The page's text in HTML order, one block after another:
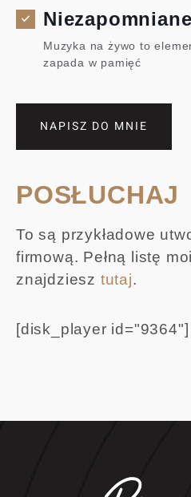
Muzyka na żywo to
zapada w pamięć
NAPISZ DO MNIE
POSŁUCHAJ
To są przykładowe
firmową. Pełną listę
znajdziesz tutaj.
[disk_player id="9364"]